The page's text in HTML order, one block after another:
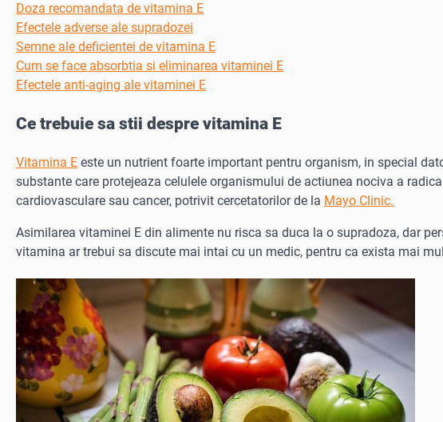
Doza recomandata de vitamina E
Efectele adverse ale supradozei
Semne ale deficientei de vitamina E
Cum se face absorbtia si eliminarea vitaminei E
Efectele anti-aging ale vitaminei E
Ce trebuie sa stii despre vitamina E
Vitamina E este un nutrient foarte important pentru organism, in special
substante care protejeaza celulele organismului de actiunea nociva a
cardiovasculare sau cancer, potrivit cercetatorilor de la Mayo Clinic.
Asimilarea vitaminei E din alimente nu risca sa duca la o supradoza, dar
vitamina ar trebui sa discute mai intai cu un medic, pentru ca exista mai